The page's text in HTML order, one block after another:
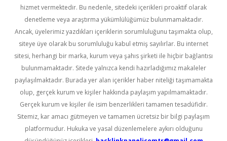
hizmet vermektedir. Bu nedenle, sitedeki içerikleri proaktif olarak
denetleme veya araştırma yükümlülüğümüz bulunmamaktadır.
Ancak, üyelerimiz yazdıkları içeriklerin sorumluluğunu taşımakta olup,
siteye üye olarak bu sorumluluğu kabul etmiş sayılırlar. Bu internet
sitesi, herhangi bir marka, kurum veya şahıs şirketi ile hiçbir bağlantısı
bulunmamaktadır. Sitede yalnızca kendi hazırladığımız makaleler
paylaşılmaktadır. Burada yer alan içerikler haber niteliği taşımamakta
olup, gerçek kurum ve kişiler hakkında paylaşım yapılmamaktadır.
Gerçek kurum ve kişiler ile isim benzerlikleri tamamen tesadüfidir.
Sitemiz, kar amacı gütmeyen ve tamamen ücretsiz bir bilgi paylaşım
platformudur. Hukuka ve yasal düzenlemelere aykırı olduğunu